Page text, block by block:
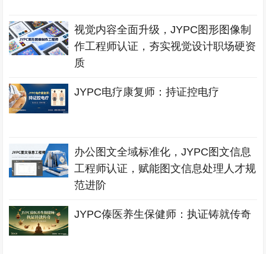
视觉内容全面升级，JYPC图形图像制
作工程师认证，夯实视觉设计职场硬资
质
JYPC电疗康复师：持证控电疗
办公图文全域标准化，JYPC图文信息
工程师认证，赋能图文信息处理人才规
范进阶
JYPC傣医养生保健师：执证铸就传奇